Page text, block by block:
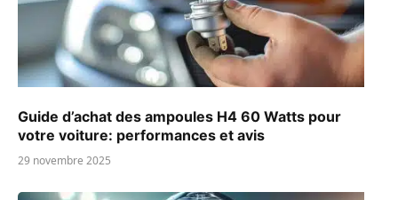
Guide d’achat des ampoules H4 60 Watts pour
votre voiture: performances et avis
29 novembre 2025